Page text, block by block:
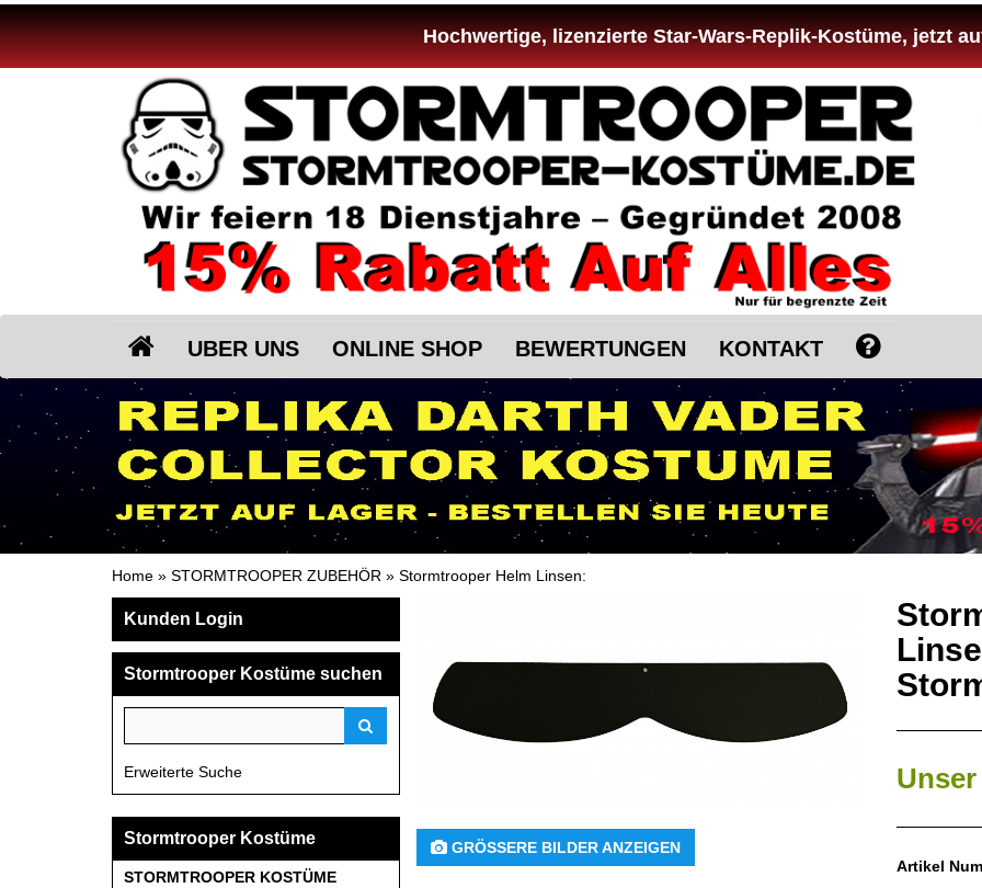
Hochwertige, lizenzierte Star-Wars-Replik-Kostüme, jetzt
UBER UNS ONLINE SHOP BEWERTUNGEN KONTAKT
Home » STORMTROOPER ZUBEHÖR » Stormtrooper Helm Linsen:
Kunden Login
Stormtrooper Kostüme suchen
Erweiterte Suche
Stormtrooper Kostüme
STORMTROOPER KOSTÜME
GRÖSSERE BILDER ANZEIGEN
Unser
Artikel